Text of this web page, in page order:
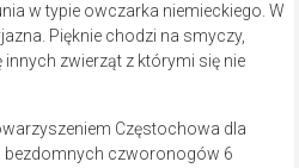
w typie owczarka niemieckiego. W
Pięknie chodzi na smyczy,
zwierząt z którymi się nie